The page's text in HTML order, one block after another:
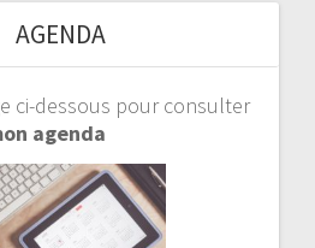
AGENDA
ci-dessous pour consulter
agenda